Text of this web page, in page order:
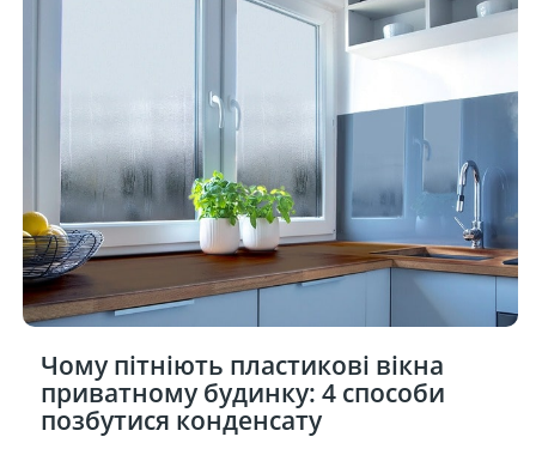
Чому пітніють пластикові вікна
приватному будинку: 4 способи
позбутися конденсату